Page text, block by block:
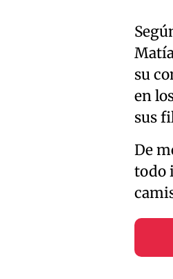
su
en
sus
De
todo